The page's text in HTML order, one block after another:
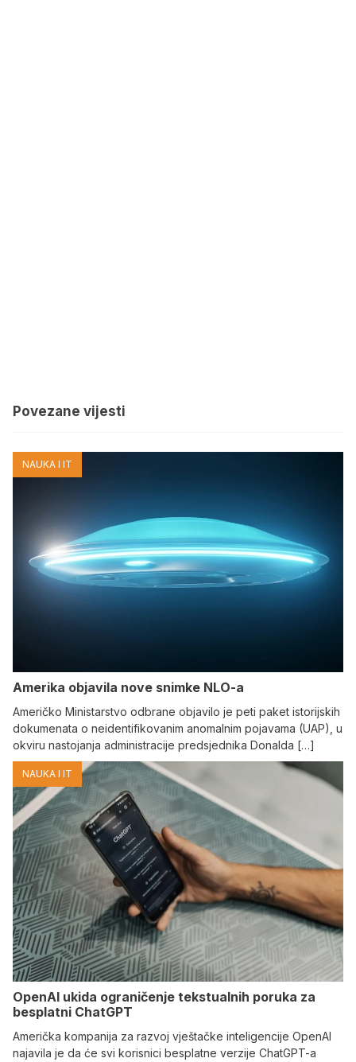
Povezane vijesti
NAUKA I IT
Amerika objavila nove snimke NLO-a
Američko Ministarstvo odbrane objavilo je peti paket istorijskih
dokumenata o neidentifikovanim anomalnim pojavama (UAP), u
okviru nastojanja administracije predsjednika Donalda […]
NAUKA I IT
OpenAI ukida ograničenje tekstualnih poruka za
besplatni ChatGPT
Američka kompanija za razvoj vještačke inteligencije OpenAI
najavila je da će svi korisnici besplatne verzije ChatGPT-a